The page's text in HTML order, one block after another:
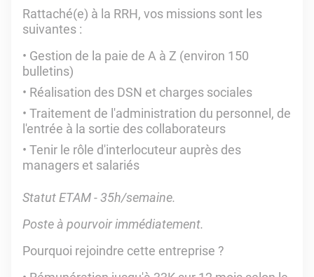
Rattaché(e) à la RRH, vos missions sont les
suivantes :
Gestion de la paie de A à Z (environ 150
bulletins)
Réalisation des DSN et charges sociales
Traitement de l'administration du personnel, de
l'entrée à la sortie des collaborateurs
Tenir le rôle d'interlocuteur auprès des
managers et salariés
Statut ETAM - 35h/semaine.
Poste à pourvoir immédiatement.
Pourquoi rejoindre cette entreprise ?